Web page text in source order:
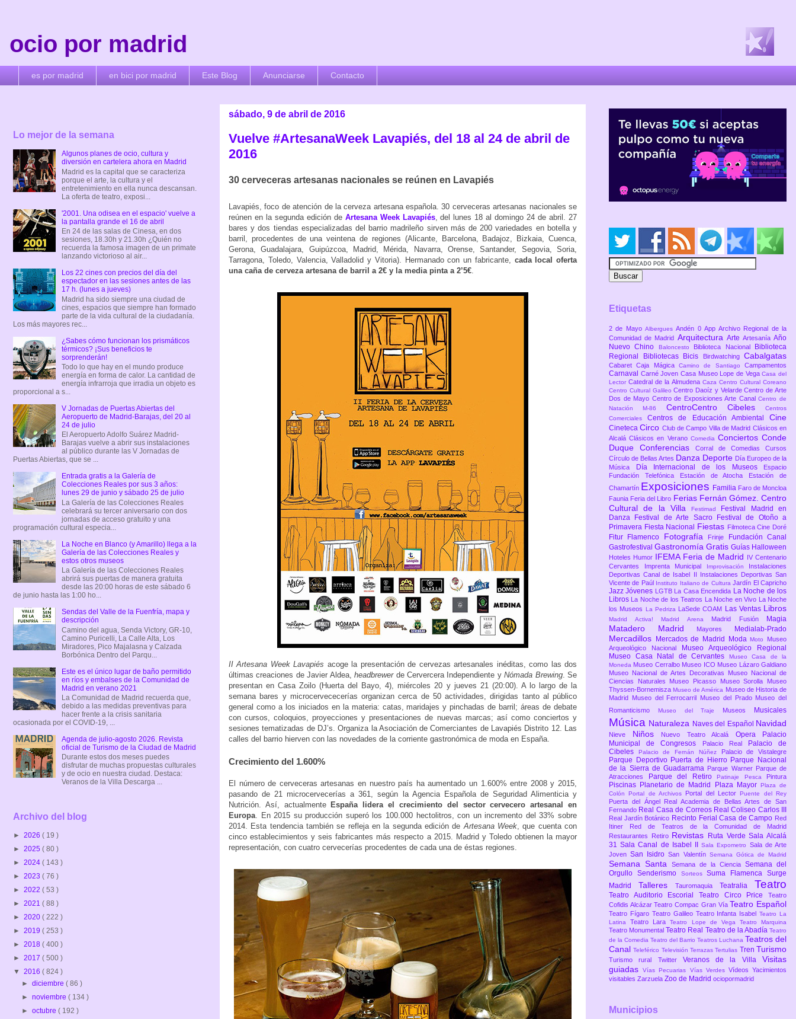
ocio por madrid
es por madrid en bici por madrid Este Blog Anunciarse Contacto
sábado, 9 de abril de 2016
Vuelve #ArtesanaWeek Lavapiés, del 18 al 24 de abril de
2016
30 cerveceras artesanas nacionales se reúnen en Lavapiés
Lavapiés, foco de atención de la cerveza artesana española. 30 cerveceras artesanas nacionales se
reúnen en la segunda edición de Artesana Week Lavapiés, del lunes 18 al domingo 24 de abril. 27
bares y dos tiendas especializadas del barrio madrileño sirven más de 200 variedades en botella y
barril, procedentes de una veintena de regiones (Alicante, Barcelona, Badajoz, Bizkaia, Cuenca,
Gerona, Guadalajara, Guipúzcoa, Madrid, Mérida, Navarra, Orense, Santander, Segovia, Soria,
Tarragona, Toledo, Valencia, Valladolid y Vitoria). Hermanado con un fabricante, cada local oferta
una caña de cerveza artesana de barril a 2€ y la media pinta a 2’5€.
II Artesana Week Lavapiés acoge la presentación de cervezas artesanales inéditas, como las dos
últimas creaciones de Javier Aldea,headbrewer de Cervercera Independiente yNómada Brewing. Se
presentan en Casa Zoilo (Huerta del Bayo, 4), miércoles 20 y jueves 21 (20:00). A lo largo de la
semana bares y microcervececerías organizan cerca de 50 actividades, dirigidas tanto al público
general como a los iniciados en la materia: catas, maridajes y pinchadas de barril; áreas de debate
con cursos, coloquios, proyecciones y presentaciones de nuevas marcas; así como conciertos y
sesiones tematizadas de DJ’s. Organiza la Asociación de Comerciantes de Lavapiés Distrito 12. Las
calles del barrio hierven con las novedades de la corriente gastronómica de moda en España.
Crecimiento del 1.600%
El número de cerveceras artesanas en nuestro país ha aumentado un 1.600% entre 2008 y 2015,
pasando de 21 microcervecerías a 361, según la Agencia Española de Seguridad Alimenticia y
Nutrición. Así, actualmente España lidera el crecimiento del sector cervecero artesanal en
Europa. En 2015 su producción superó los 100.000 hectolitros, con un incremento del 33% sobre
2014. Esta tendencia también se refleja en la segunda edición deArtesana Week, que cuenta con
cinco establecimientos y seis fabricantes más respecto a 2015. Madrid y Toledo obtienen la mayor
representación, con cuatro cervecerías procedentes de cada una de éstas regiones.
Lo mejor de la semana
Algunos planes de ocio, cultura y
diversión en cartelera ahora en Madrid
Madrid es la capital que se caracteriza
porque el arte, la cultura y el
entretenimiento en ella nunca descansan.
La oferta de teatro, exposi...
'2001. Una odisea en el espacio' vuelve a
la pantalla grande el 16 de abril
En 24 de las salas de Cinesa, en dos
sesiones, 18.30h y 21.30h ¿Quién no
recuerda la famosa imagen de un primate
lanzando victorioso al air...
Los 22 cines con precios del día del
espectador en las sesiones antes de las
17 h. (lunes a jueves)
Madrid ha sido siempre una ciudad de
cines, espacios que siempre han formado
parte de la vida cultural de la ciudadanía.
Los más mayores rec...
¿Sabes cómo funcionan los prismáticos
térmicos? ¡Sus beneficios te
sorprenderán!
Todo lo que hay en el mundo produce
energía en forma de calor. La cantidad de
energía infrarroja que irradia un objeto es
proporcional a s...
V Jornadas de Puertas Abiertas del
Aeropuerto de Madrid-Barajas, del 20 al
24 de julio
El Aeropuerto Adolfo Suárez Madrid-
Barajas vuelve a abrir sus instalaciones
al público durante las V Jornadas de
Puertas Abiertas, que se ...
Entrada gratis a la Galería de
Colecciones Reales por sus 3 años:
lunes 29 de junio y sábado 25 de julio
La Galería de las Colecciones Reales
celebrará su tercer aniversario con dos
jornadas de acceso gratuito y una
programación cultural especia...
La Noche en Blanco (y Amarillo) llega a la
Galería de las Colecciones Reales y
estos otros museos
La Galería de las Colecciones Reales
abrirá sus puertas de manera gratuita
desde las 20:00 horas de este sábado 6
de junio hasta las 1:00 ho...
Sendas del Valle de la Fuenfría, mapa y
descripción
Camino del agua, Senda Victory, GR-10,
Camino Puricelli, La Calle Alta, Los
Miradores, Pico Majalasna y Calzada
Borbónica Dentro del Parqu...
Este es el único lugar de baño permitido
en ríos y embalses de la Comunidad de
Madrid en verano 2021
La Comunidad de Madrid recuerda que,
debido a las medidas preventivas para
hacer frente a la crisis sanitaria
ocasionada por el COVID-19, ...
Agenda de julio-agosto 2026. Revista
oficial de Turismo de la Ciudad de Madrid
Durante estos dos meses puedes
disfrutar de muchas propuestas culturales
y de ocio en nuestra ciudad. Destaca:
Veranos de la Villa Descarga ...
Archivo del blog
► 2026 ( 19 )
► 2025 ( 80 )
► 2024 ( 143 )
► 2023 ( 76 )
► 2022 ( 53 )
► 2021 ( 88 )
► 2020 ( 222 )
► 2019 ( 253 )
► 2018 ( 400 )
► 2017 ( 500 )
▼ 2016 ( 824 )
►diciembre( 86 )
►noviembre( 134 )
►octubre( 192 )
Etiquetas
2 de Mayo AlberguesAndén 0 AppArchivo Regional de la
Comunidad de Madrid Arquitectura Arte ArtesaníaAño
Nuevo Chino
Baloncesto Biblioteca Nacional
Biblioteca
Regional
Bibliotecas Bicis Birdwatching Cabalgatas
CabaretCaja MágicaCamino de SantiagoCampamentos
Carnaval Carné JovenCasa Museo Lope de VegaCasa del
LectorCatedral de la Almudena Caza Centro Cultural Coreano
Centro Cultural GalileoCentro Daoíz y VelardeCentro de Arte
Dos de Mayo Centro de Exposiciones Arte CanalCentro de
Natación M-86 CentroCentro Cibeles
Centros
ComercialesCentros de Educación AmbientalCine
CinetecaCirco Club de Campo Villa de Madrid Clásicos en
AlcaláClásicos en Verano Comedia ConciertosConde
Duque Conferencias Corral de Comedias Cursos
Círculo de Bellas Artes Danza Deporte Día Europeo de la
Música
Día Internacional de los Museos
Espacio
Fundación Telefónica
Estación de Atocha
Estación de
Chamartín Exposiciones Familia Faro de Moncloa
Faunia Feria del Libro Ferias Fernán Gómez. Centro
Cultural de la VillaFestimad
Festival Madrid en
Danza
Festival de Arte Sacro
Festival de Otoño a
Primavera Fiesta Nacional Fiestas Filmoteca Cine Doré
Fitur Flamenco Fotografía Frinje
Fundación Canal
Gastrofestival Gastronomía Gratis Guías Halloween
Hoteles Humor IFEMA Feria de Madrid
IV Centenario
Cervantes
Imprenta Municipal Improvisación
Instalaciones
Deportivas Canal de Isabel II
Instalaciones Deportivas San
Vicente de Paúl
Instituto Italiano de CulturaJardín El Capricho
JazzJóvenes LGTB La Casa Encendida La Noche de los
Libros
La Noche de los Teatros La Noche en Vivo
La Noche
los Museos
La Pedriza LaSede COAM Las Ventas Libros
Madrid Activa! Madrid Arena Madrid Fusión Magia
Matadero Madrid Mayores Medialab-Prado
Mercadillos Mercados de Madrid ModaMoto Museo
Arqueológico Nacional
Museo Arqueológico Regional
Museo Casa Natal de Cervantes
Museo Casa de la
Moneda Museo Cerralbo Museo ICO Museo Lázaro Galdiano
Museo Nacional de Artes Decorativas Museo Nacional de
Ciencias Naturales Museo Picasso Museo Sorolla Museo
Thyssen-BornemiszaMuseo de América Museo de Historia de
Madrid
Museo del Ferrocarril Museo del Prado Museo del
Romanticismo
Museo del Traje Museos Musicales
Música Naturaleza Naves del Español Navidad
Nieve Niños Nuevo Teatro Alcalá Opera
Palacio
Municipal de Congresos
Palacio Real
Palacio de
Cibeles
Palacio de Fernán Núñez Palacio de Vistalegre
Parque Deportivo Puerta de Hierro Parque Nacional
de la Sierra de Guadarrama Parque Warner Parque de
Atracciones
Parque del Retiro Patinaje Pesca Pintura
Piscinas Planetario de Madrid Plaza Mayor
Plaza de
Colón Portal de Archivos Portal del LectorPuente del Rey
Puerta del Ángel
Real Academia de Bellas Artes de San
Fernando Real Casa de Correos Real Coliseo Carlos III
Real Jardín Botánico Recinto Ferial Casa de Campo Red
Itiner
Red de Teatros de la Comunidad de Madrid
Restaurantes
Retiro Revistas Ruta VerdeSala Alcalá
31Sala Canal de Isabel IISala Expometro Sala de Arte
JovenSan IsidroSan Valentín Semana Gótica de Madrid
Semana Santa Semana de la Ciencia Semana del
Orgullo Senderismo SorteosSuma FlamencaSurge
Madrid Talleres Tauromaquia Teatralia Teatro
Teatro Auditorio Escorial Teatro Circo Price Teatro
Cofidis AlcázarTeatro Compac Gran Vía Teatro Español
Teatro Fígaro Teatro Galileo Teatro Infanta IsabelTeatro La
Latina Teatro LaraTeatro Lope de Vega Teatro Marquina
Teatro Monumental Teatro Real Teatro de la Abadía Teatro
de la Comedia Teatro del Barrio Teatros Luchana Teatros del
CanalTeleférico TelevisiónTerrazasTertulias Tren Turismo
Turismo rural Twitter Veranos de la VillaVisitas
guiadasVías Pecuarias Vías Verdes VídeosYacimientos
visitables Zarzuela Zoo de Madrid ociopormadrid
Municipios